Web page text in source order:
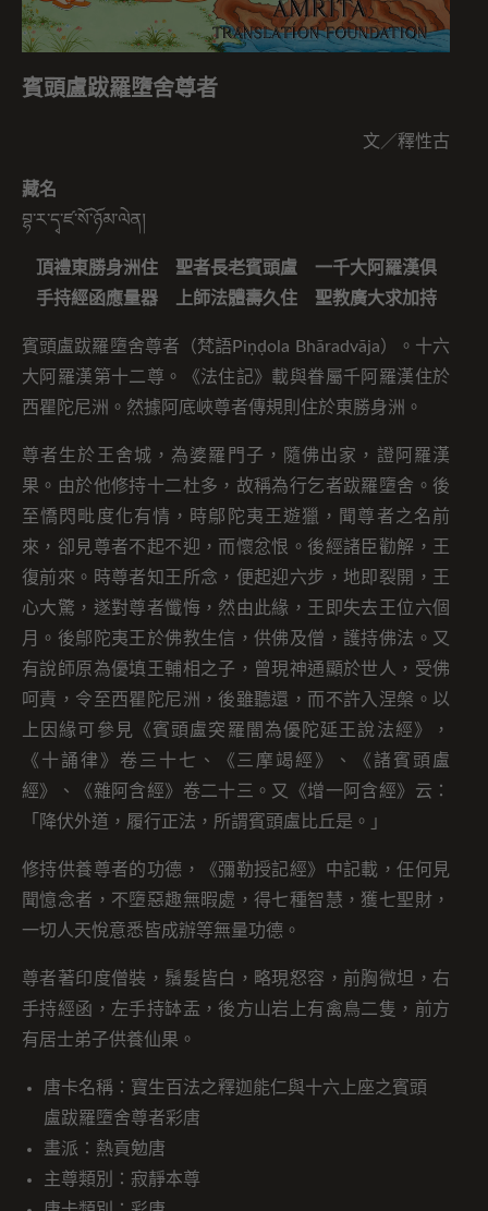
賓頭盧跋羅墮舍尊者
文／釋性古
藏名
བྷ་ར་དྭ་ཛ་སོ་ཉོམ་ལེན།
頂禮東勝身洲住 聖者長老賓頭盧 一千大阿羅漢俱
手持經函應量器 上師法體壽久住 聖教廣大求加持
賓頭盧跋羅墮舍尊者（梵語Piṇḍola Bhāradvāja）。十六
大阿羅漢第十二尊。《法住記》載與眷屬千阿羅漢住於
西瞿陀尼洲。然據阿底峽尊者傳規則住於東勝身洲。
尊者生於王舍城，為婆羅門子，隨佛出家，證阿羅漢
果。由於他修持十二杜多，故稱為行乞者跋羅墮舍。後
至憍閃毗度化有情，時鄔陀夷王遊獵，聞尊者之名前
來，卻見尊者不起不迎，而懷忿恨。後經諸臣勸解，王
復前來。時尊者知王所念，便起迎六步，地即裂開，王
心大驚，遂對尊者懺悔，然由此緣，王即失去王位六個
月。後鄔陀夷王於佛教生信，供佛及僧，護持佛法。又
有說師原為優填王輔相之子，曾現神通顯於世人，受佛
呵責，令至西瞿陀尼洲，後雖聽還，而不許入涅槃。以
上因緣可參見《賓頭盧突羅闇為優陀延王說法經》，
《十誦律》卷三十七、《三摩竭經》、《諸賓頭盧
經》、《雜阿含經》卷二十三。又《增一阿含經》云：
「降伏外道，履行正法，所謂賓頭盧比丘是。」
修持供養尊者的功德，《彌勒授記經》中記載，任何見
聞憶念者，不墮惡趣無暇處，得七種智慧，獲七聖財，
一切人天悅意悉皆成辦等無量功德。
尊者著印度僧裝，鬚髮皆白，略現怒容，前胸微坦，右
手持經函，左手持缽盂，後方山岩上有禽鳥二隻，前方
有居士弟子供養仙果。
唐卡名稱：寶生百法之釋迦能仁與十六上座之賓頭
盧跋羅墮舍尊者彩唐
畫派：熱貢勉唐
主尊類別：寂靜本尊